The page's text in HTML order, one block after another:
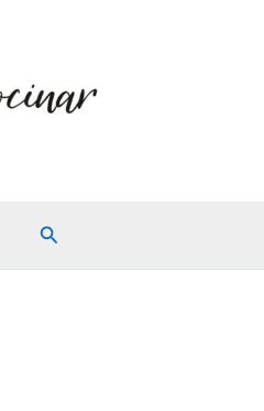
Buscar